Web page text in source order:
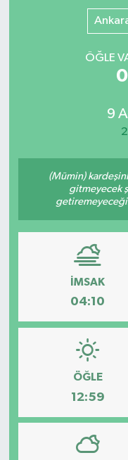
ÖĞLE
9
(Mümin)
gitmeyecek
İMSAK
04:10
ÖĞLE
12:59
Son Dakika